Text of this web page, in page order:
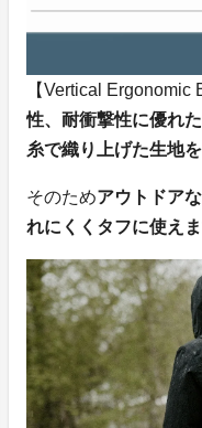
【Vertical Ergonomic
性、耐衝撃性に優れ
糸で織り上げた生地
そのためアウトドア
れにくくタフに使えま